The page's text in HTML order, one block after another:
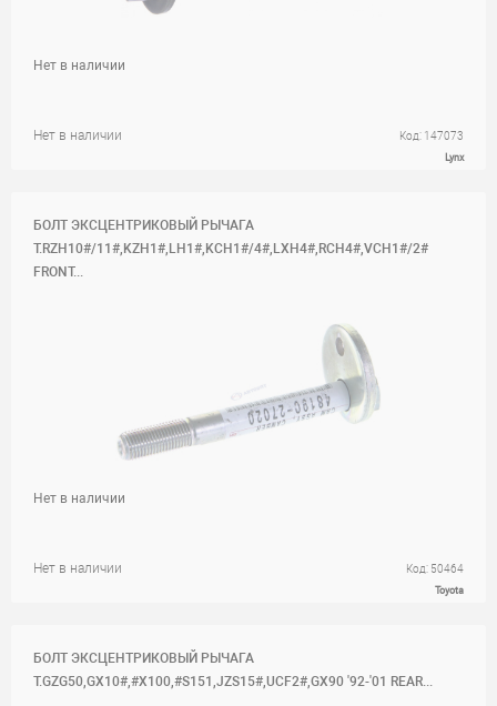
Нет в наличии Код: 147073
Lynx
Нет в наличии
БОЛТ ЭКСЦЕНТРИКОВЫЙ РЫЧАГА
T.RZH10#/11#,KZH1#,LH1#,KCH1#/4#,LXH4#,RCH4#,VCH1#/2#
FRONT...
Нет в наличии Код: 50464
Toyota
Нет в наличии
БОЛТ ЭКСЦЕНТРИКОВЫЙ РЫЧАГА
T.GZG50,GX10#,#X100,#S151,JZS15#,UCF2#,GX90 '92-'01 REAR...